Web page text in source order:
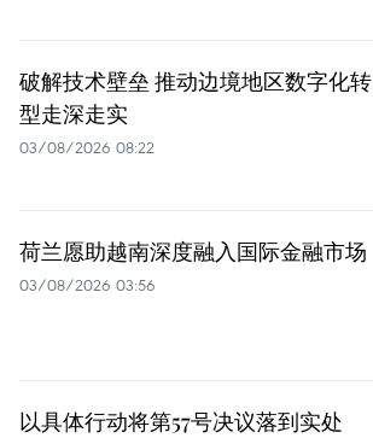
破解技术壁垒 推动边境地区数字化转
型走深走实
03/08/2026 08:22
荷兰愿助越南深度融入国际金融市场
03/08/2026 03:56
以具体行动将第57号决议落到实处